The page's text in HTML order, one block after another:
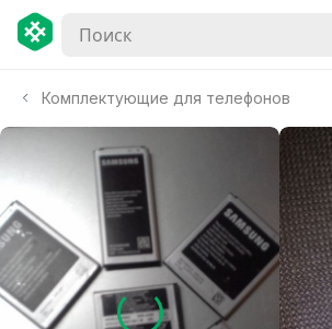
Комплектующие для телефонов